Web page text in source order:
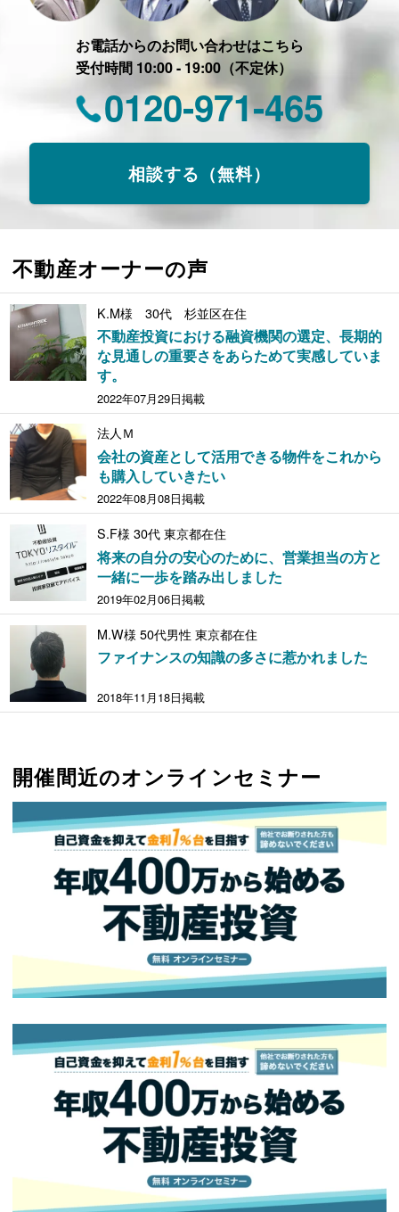
お電話からのお問い合わせはこちら
受付時間 10:00 - 19:00（不定休）
0120-971-465
相談する（無料）
不動産オーナーの声
K.M様 30代 杉並区在住
不動産投資における融資機関の選定、長期的
な見通しの重要さをあらためて実感していま
す。
2022年07月29日掲載
法人Ｍ
会社の資産として活用できる物件をこれから
も購入していきたい
2022年08月08日掲載
S.F様 30代 東京都在住
将来の自分の安心のために、営業担当の方と
一緒に一歩を踏み出しました
2019年02月06日掲載
M.W様 50代男性 東京都在住
ファイナンスの知識の多さに惹かれました
2018年11月18日掲載
開催間近のオンラインセミナー